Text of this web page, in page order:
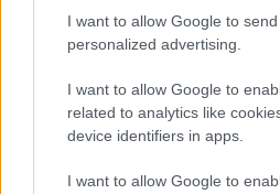
I want to allow Google to
personalized advertising.
I want to allow Google to
related to analytics like
device identifiers in apps.
I want to allow Google to
KÖVESS FACEBOOKON!